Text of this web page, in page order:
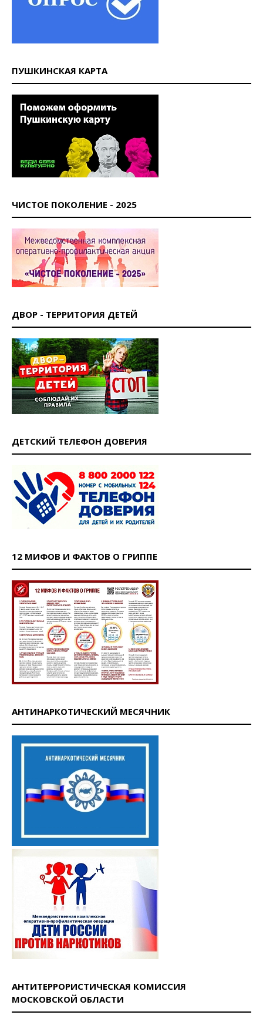
ПУШКИНСКАЯ КАРТА
ЧИСТОЕ ПОКОЛЕНИЕ - 2025
ДВОР - ТЕРРИТОРИЯ ДЕТЕЙ
ДЕТСКИЙ ТЕЛЕФОН ДОВЕРИЯ
12 МИФОВ И ФАКТОВ О ГРИППЕ
АНТИНАРКОТИЧЕСКИЙ МЕСЯЧНИК
АНТИТЕРРОРИСТИЧЕСКАЯ КОМИССИЯ
МОСКОВСКОЙ ОБЛАСТИ